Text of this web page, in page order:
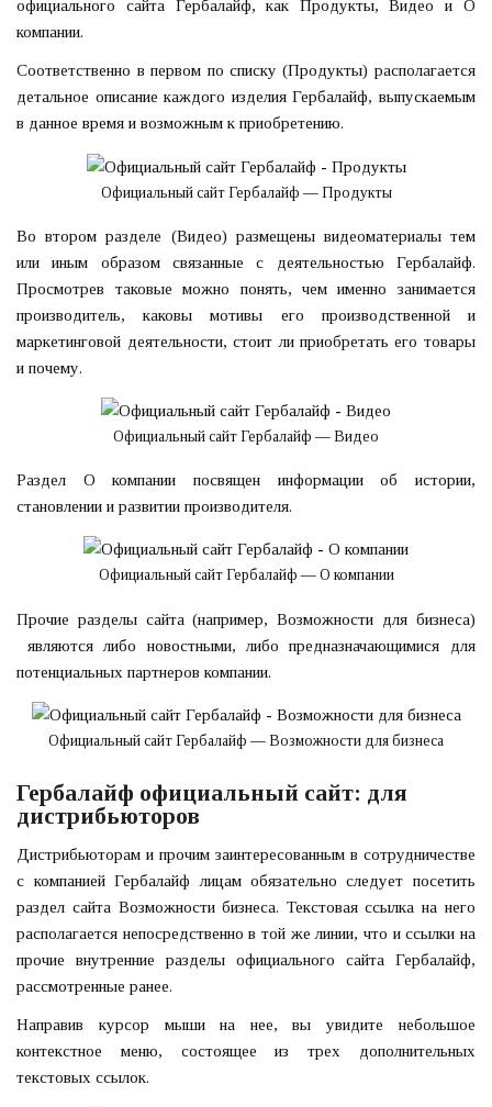
официального сайта Гербалайф, как Продукты, Видео и О
компании.
Соответственно в первом по списку (Продукты) располагается
детальное описание каждого изделия Гербалайф, выпускаемым
в данное время и возможным к приобретению.
Официальный сайт Гербалайф — Продукты
Во втором разделе (Видео) размещены видеоматериалы тем
или иным образом связанные с деятельностью Гербалайф.
Просмотрев таковые можно понять, чем именно занимается
производитель, каковы мотивы его производственной и
маркетинговой деятельности, стоит ли приобретать его товары
и почему.
Официальный сайт Гербалайф — Видео
Раздел О компании посвящен информации об истории,
становлении и развитии производителя.
Официальный сайт Гербалайф — О компании
Прочие разделы сайта (например, Возможности для бизнеса)
являются либо новостными, либо предназначающимися для
потенциальных партнеров компании.
Официальный сайт Гербалайф — Возможности для бизнеса
Гербалайф официальный сайт: для
дистрибьюторов
Дистрибьюторам и прочим заинтересованным в сотрудничестве
с компанией Гербалайф лицам обязательно следует посетить
раздел сайта Возможности бизнеса. Текстовая ссылка на него
располагается непосредственно в той же линии, что и ссылки на
прочие внутренние разделы официального сайта Гербалайф,
рассмотренные ранее.
Направив курсор мыши на нее, вы увидите небольшое
контекстное меню, состоящее из трех дополнительных
текстовых ссылок.